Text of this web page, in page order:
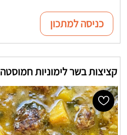
כניסה למתכון
קציצות בשר לימוניות חמוסטה